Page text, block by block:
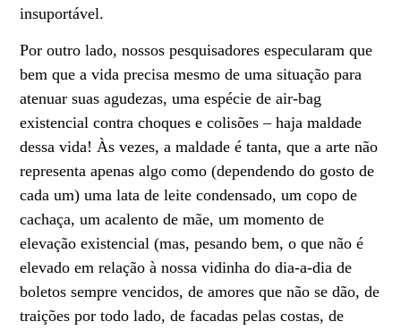
insuportável.
Por outro lado, nossos pesquisadores especularam que
bem que a vida precisa mesmo de uma situação para
atenuar suas agudezas, uma espécie de air-bag
existencial contra choques e colisões – haja maldade
dessa vida! Às vezes, a maldade é tanta, que a arte não
representa apenas algo como (dependendo do gosto de
cada um) uma lata de leite condensado, um copo de
cachaça, um acalento de mãe, um momento de
elevação existencial (mas, pesando bem, o que não é
elevado em relação à nossa vidinha do dia-a-dia de
boletos sempre vencidos, de amores que não se dão, de
traições por todo lado, de facadas pelas costas, de